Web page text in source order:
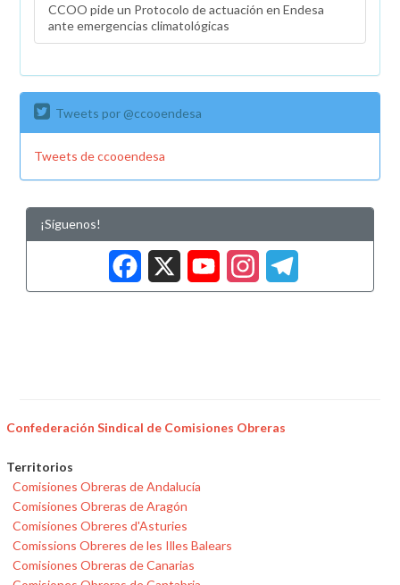
CCOO pide un Protocolo de actuación en Endesa
ante emergencias climatológicas
Tweets por @ccooendesa
Tweets de ccooendesa
¡Síguenos!
Facebook
X
Confederación Sindical de Comisiones Obreras
Territorios
Comisiones Obreras de Andalucía
Comisiones Obreras de Aragón
Comisiones Obreres d'Asturies
Comissions Obreres de les Illes Balears
Comisiones Obreras de Canarias